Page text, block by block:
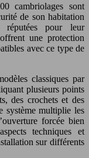
cambriolages sont
de son habitation
réputées pour leur
une protection
avec ce type de
classiques par
plusieurs points
des crochets et des
système multiplie les
forcée bien
techniques et
sur différents